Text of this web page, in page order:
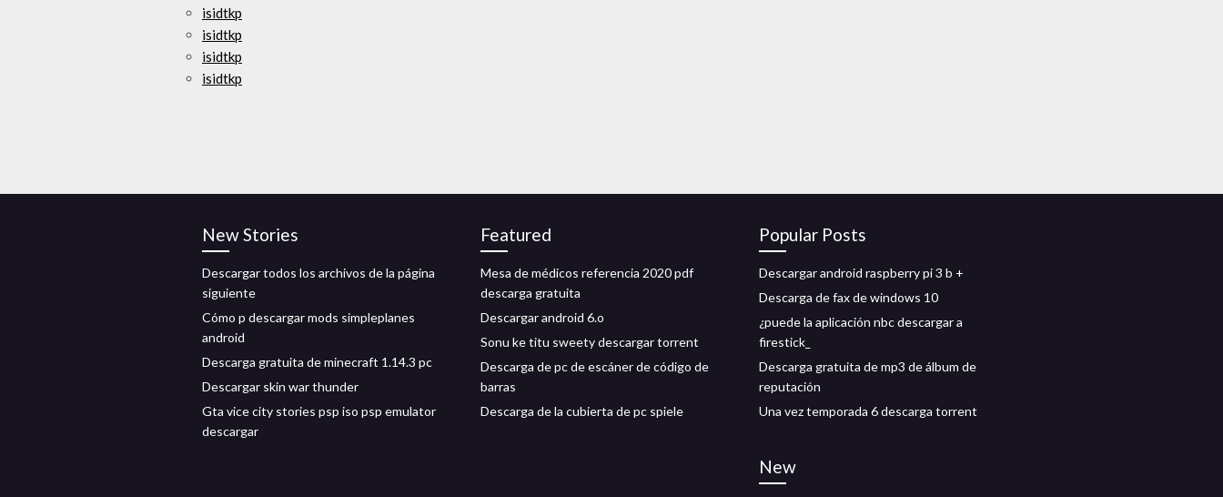
isidtkp
isidtkp
isidtkp
isidtkp
New Stories
Descargar todos los archivos de la página
siguiente
Cómo p descargar mods simpleplanes
android
Descarga gratuita de minecraft 1.14.3 pc
Descargar skin war thunder
Gta vice city stories psp iso psp emulator
descargar
Featured
Mesa de médicos referencia 2020 pdf
descarga gratuita
Descargar android 6.o
Sonu ke titu sweety descargar torrent
Descarga de pc de escáner de código de
barras
Descarga de la cubierta de pc spiele
Popular Posts
Descargar android raspberry pi 3 b +
Descarga de fax de windows 10
¿puede la aplicación nbc descargar a
firestick_
Descarga gratuita de mp3 de álbum de
reputación
Una vez temporada 6 descarga torrent
New